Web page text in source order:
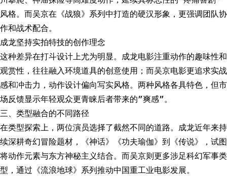
风格。而吴京在《战狼》系列中打造的硬汉形象，更强调团队协
作和战术配合。
成龙坚持实拍特技的创作理念
这种差异在打斗设计上尤为明显。成龙电影注重动作的趣味性和
观赏性，往往融入环境道具的创意使用；而吴京电影更追求实战
感和冲击力，动作设计偏向写实风格。两种风格各具特色，但市
场反馈显示年轻观众更青睐后者带来的”爽感”。
三、类型融合的不同路径
在类型探索上，两位演员选择了截然不同的道路。成龙近年来持
续深耕奇幻冒险题材，《神话》《功夫瑜伽》到《传说》，试图
将动作元素与东方神秘主义结合。而吴京则更多涉足科幻军事类
型，通过《流浪地球》系列推动中国重工业电影发展。